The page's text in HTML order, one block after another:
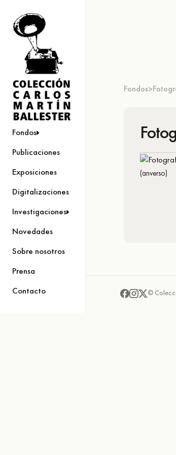
Fondos
Publicaciones
Exposiciones
Digitalizaciones
Investigaciones
Novedades
Sobre nosotros
Prensa
Contacto
Fondos>
(anverso)
©